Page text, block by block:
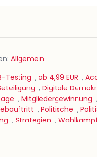
Allgemein
Testing , ab 4,99 EUR ,
, Digitale
, Mitgliedergewinnung ,
, Politische ,
, Strategien ,